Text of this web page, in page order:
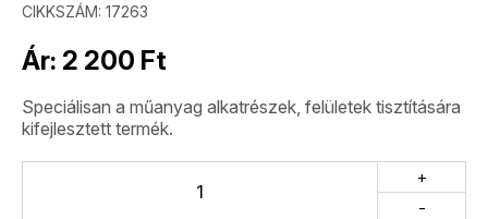
CIKKSZÁM: 17263
Ár: 2 200 Ft
Speciálisan a műanyag alkatrészek, felületek tisztítására
kifejlesztett termék.
-
+